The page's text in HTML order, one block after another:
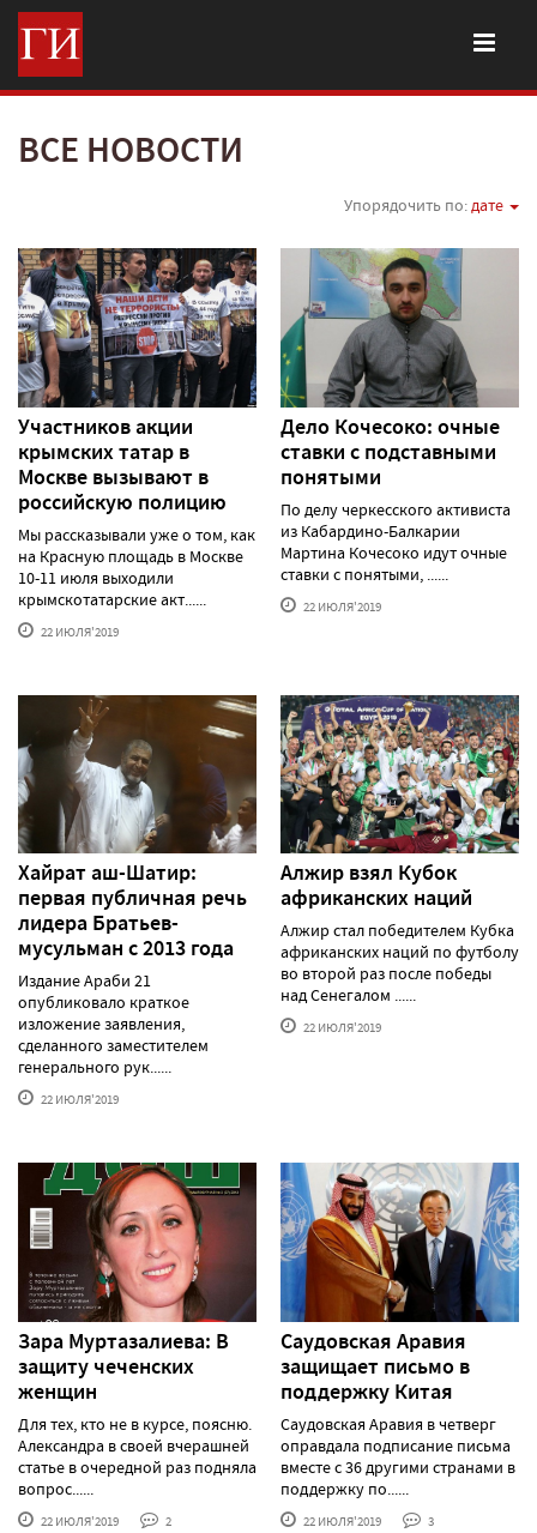
ВСЕ НОВОСТИ
Упорядочить по:дате
Участников акции
крымских татар в
Москве вызывают в
российскую полицию
Мы рассказывали уже о том, как
на Красную площадь в Москве
10-11 июля выходили
крымскотатарские акт......
22 ИЮЛЯ'2019
Дело Кочесоко: очные
ставки с подставными
понятыми
По делу черкесского активиста
из Кабардино-Балкарии
Мартина Кочесоко идут очные
ставки с понятыми, ......
22 ИЮЛЯ'2019
Хайрат аш-Шатир:
первая публичная речь
лидера Братьев-
мусульман с 2013 года
Издание Араби 21
опубликовало краткое
изложение заявления,
сделанного заместителем
генерального рук......
22 ИЮЛЯ'2019
Алжир взял Кубок
африканских наций
Алжир стал победителем Кубка
африканских наций по футболу
во второй раз после победы
над Сенегалом ......
22 ИЮЛЯ'2019
Зара Муртазалиева: В
защиту чеченских
женщин
Для тех, кто не в курсе, поясню.
Александра в своей вчерашней
статье в очередной раз подняла
вопрос......
22 ИЮЛЯ'2019 2
Саудовская Аравия
защищает письмо в
поддержку Китая
Саудовская Аравия в четверг
оправдала подписание письма
вместе с 36 другими странами в
поддержку по......
22 ИЮЛЯ'2019 3